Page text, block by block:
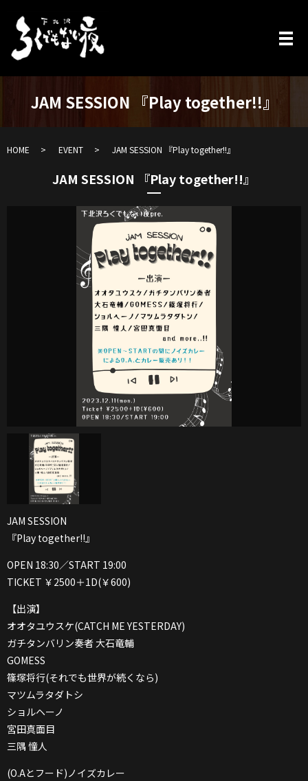
JAM SESSION 『Play together!!』
HOME EVENT JAM SESSION 『Play together!!』
JAM SESSION 『Play together!!』
JAM SESSION
『Play together!!』
OPEN 18:30／START 19:00
TICKET ￥2500＋1D(￥600)
【出演】
オオタユウスケ(CATCH ME YESTERDAY)
ガチタンバリン奏者 大石竜輔
GOMESS
篠塚将行(それでも世界が続くなら)
マツムラタダトシ
ショルヘーノ
宮田真面目
三隅 憧人
(O.Aとフード)ノイズカレー